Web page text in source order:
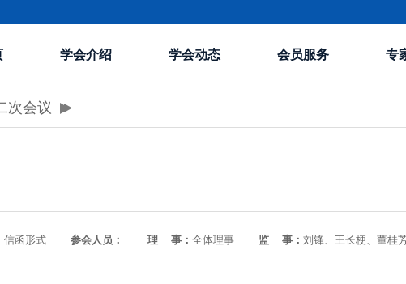
学会介绍 学会动态 会员服务 专
次会议
信函形式 参会人员： 理 事： 全体理事 监 事： 刘锋、王长梗、董桂